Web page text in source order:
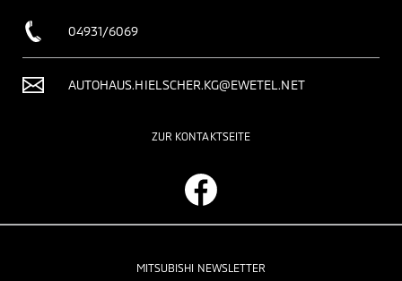
04931/6069
AUTOHAUS.HIELSCHER.KG@EWETEL.NET
ZUR KONTAKTSEITE
MITSUBISHI NEWSLETTER